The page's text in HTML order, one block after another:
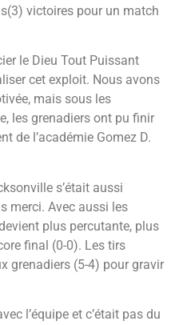
victoires pour un match
le Dieu Tout Puissant
cet exploit. Nous avons
mais sous les
les grenadiers ont pu finir
de l’académie Gomez D.
s’était aussi
merci. Avec aussi les
plus percutante, plus
final (0-0). Les tirs
grenadiers (5-4) pour gravir
l’équipe et c’était pas du